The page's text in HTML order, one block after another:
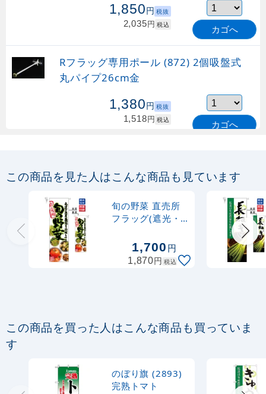
1,850円 税抜
2,035円 税込 カゴへ
Rフラッグ専用ポール (872) 2個吸盤式
丸パイプ26cm金
1,380円 税抜
1,518円 税込 カゴへ
丸パイプ26cm白
1,130円 税抜
1,243円 税込 カゴへ
Rフラッグ専用ポール (877) マグネット
式 丸パイプ26cm白
ッグ 丸パイプ25.5cm白
887円
この商品を見た人はこんな商品も見ています
旬の野菜 直売所
フラッグ(遮光・
(61230)1,700円
1,870円 税込
この商品を買った人はこんな商品も買っていま
す
のぼり旗 (2893)
完熟トマト